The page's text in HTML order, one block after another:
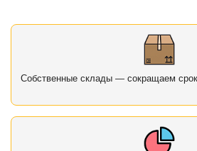
Собственные склады — сокращаем